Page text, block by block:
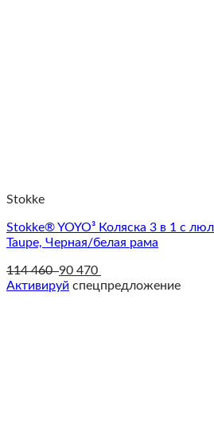
Stokke
Stokke® YOYO³ Коляска 3 в 1 с
Taupe, Черная/белая рама
114 460 90 470
Активируй спецпредложение